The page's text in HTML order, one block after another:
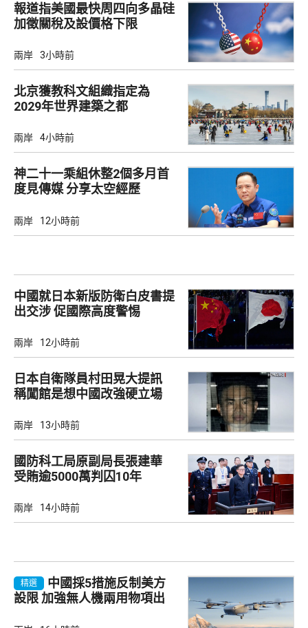
報道指美國最快周四向多晶硅
加徵關稅及設價格下限
兩岸 3小時前
北京獲教科文組織指定為
2029年世界建築之都
兩岸 4小時前
神二十一乘組休整2個多月首
度見傳媒 分享太空經歷
兩岸 12小時前
中國就日本新版防衛白皮書提
出交涉 促國際高度警惕
兩岸 12小時前
日本自衛隊員村田晃大提訊
稱闖館是想中國改強硬立場
兩岸 13小時前
國防科工局原副局長張建華
受賄逾5000萬判囚10年
兩岸 14小時前
精選
中國採5措施反制美方
設限 加強無人機兩用物項出